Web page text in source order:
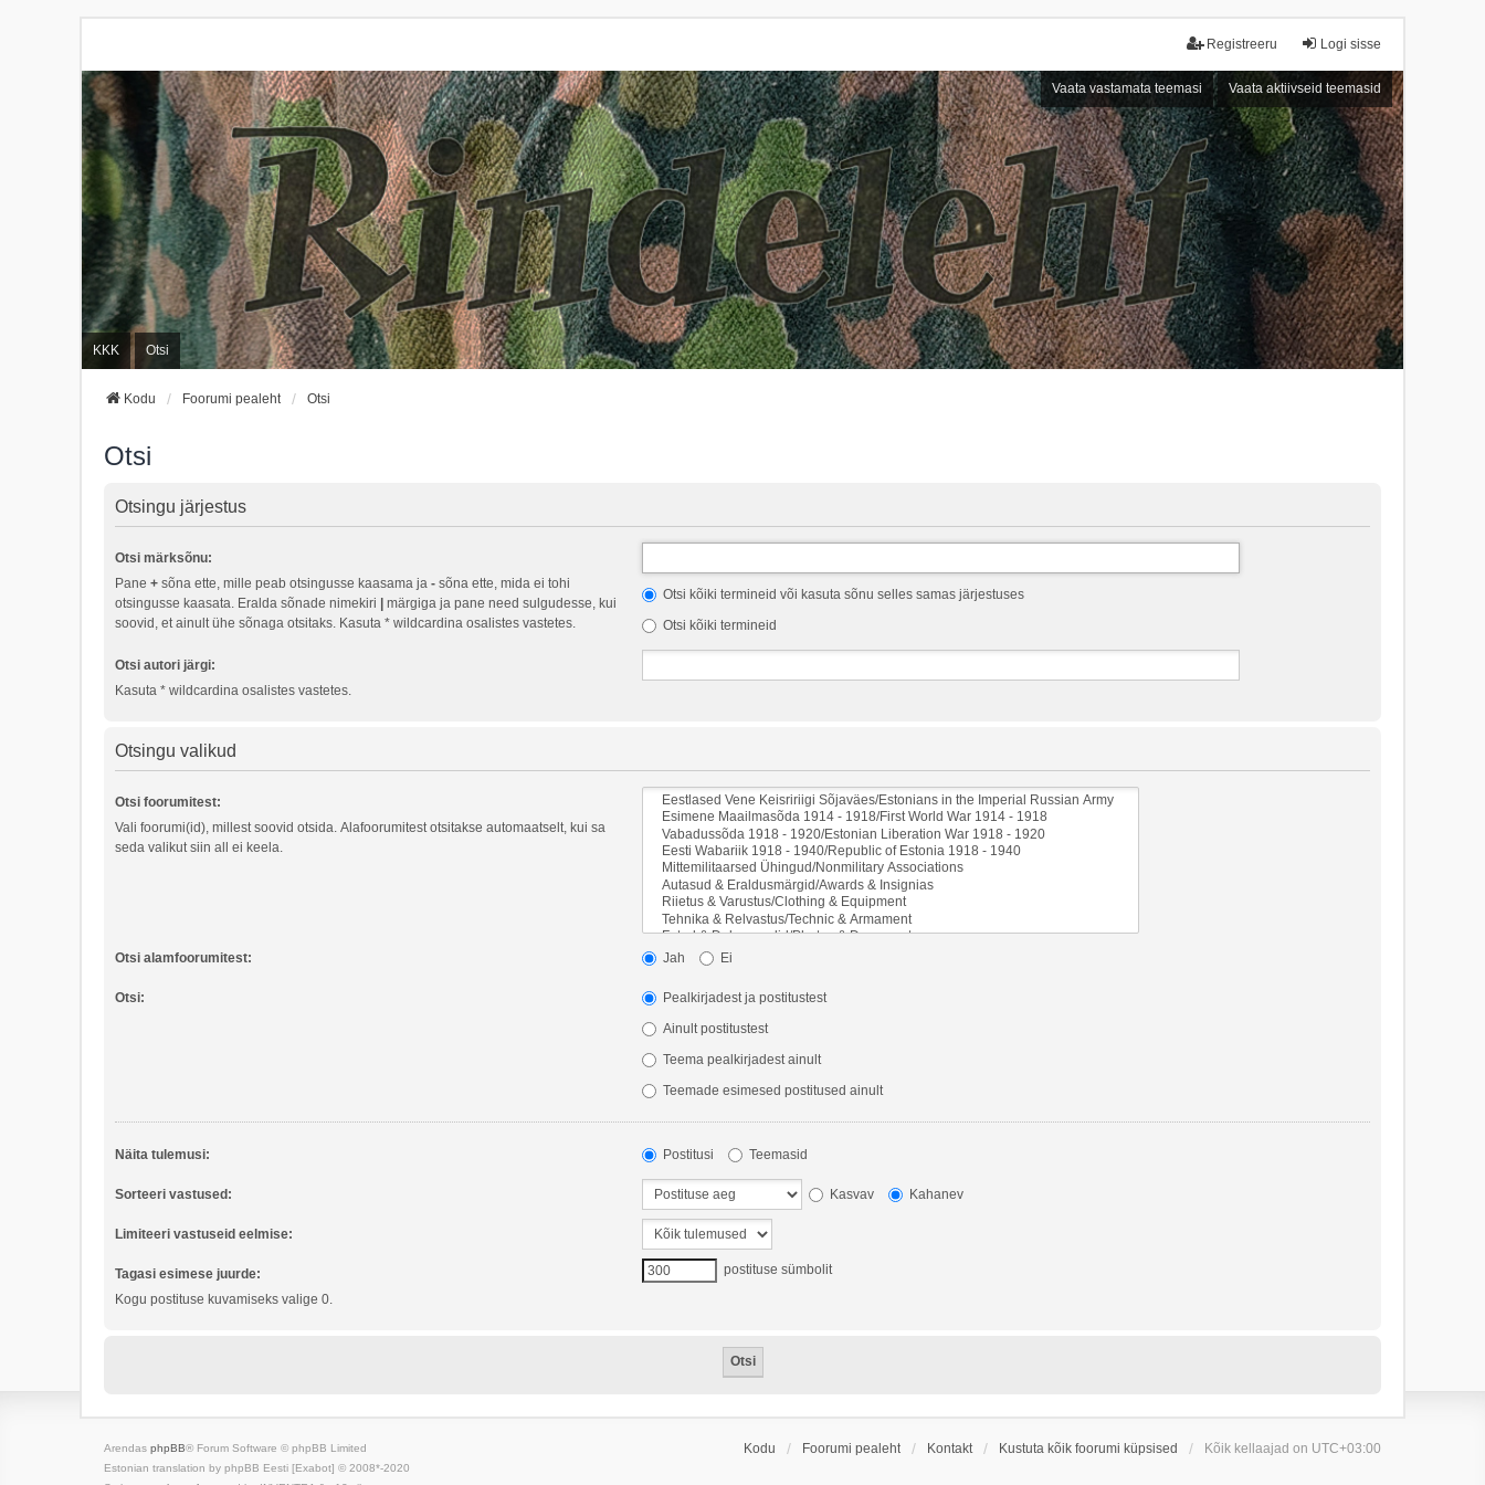
Logi sisse
Registreeru
Vaata vastamata teemasi Vaata aktiivseid teemasid
KKK Otsi
Kodu Foorumi pealeht Otsi
Otsi
Otsingu järjestus
Otsi märksõnu:
Pane + sõna ette, mille peab otsingusse kaasama ja - sõna ette, mida ei tohi
otsingusse kaasata. Eralda sõnade nimekiri | märgiga ja pane need sulgudesse, kui
soovid, et ainult ühe sõnaga otsitaks. Kasuta * wildcardina osalistes vastetes.
Otsi kõiki termineid või kasuta sõnu selles samas järjestuses
Otsi kõiki termineid
Otsi autori järgi:
Kasuta * wildcardina osalistes vastetes.
Otsingu valikud
Otsi foorumitest:
Vali foorumi(id), millest soovid otsida. Alafoorumitest otsitakse automaatselt, kui sa
seda valikut siin all ei keela.
Otsi alamfoorumitest: Jah Ei
Otsi:
Pealkirjadest ja postitustest
Ainult postitustest
Teema pealkirjadest ainult
Teemade esimesed postitused ainult
Näita tulemusi: Postitusi Teemasid
Sorteeri vastused: Kasvav Kahanev
Limiteeri vastuseid eelmise:
Tagasi esimese juurde:
Kogu postituse kuvamiseks valige 0.
postituse sümbolit
Kodu Foorumi pealeht Kontakt Kustuta kõik foorumi küpsised Kõik kellaajad on UTC+03:00
Arendas phpBB® Forum Software © phpBB Limited
Estonian translation by phpBB Eesti [Exabot] © 2008*-2020